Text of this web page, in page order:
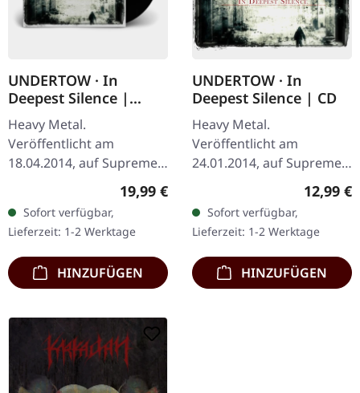
UNDERTOW · In
Deepest Silence |
BLACK LP
Heavy Metal.
Veröffentlicht am
18.04.2014, auf Supreme
Schwarzes Vinyl im
Gatefold-Cover. Limitiert
auf 200 Exemplare. · 180g
Vinyl…
Regulärer Preis:
19,99 €
Sofort verfügbar,
Lieferzeit: 1-2 Werktage
HINZUFÜGEN
UNDERTOW · In
Deepest Silence | CD
Heavy Metal.
Veröffentlicht am
24.01.2014, auf Supreme
Chaos Records. CD im
Jewelcase. Heavy wie
Hölle und dennoch
abwechslungsreich. Das
neue Album…
12,99 €
Sofort verfügbar,
Lieferzeit: 1-2 Werktage
HINZUFÜGEN